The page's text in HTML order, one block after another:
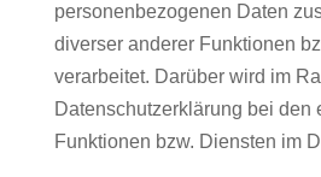
personenbezogenen Daten
diverser anderer Funktionen
verarbeitet. Darüber wird im
Datenschutzerklärung bei den
Funktionen bzw. Diensten im